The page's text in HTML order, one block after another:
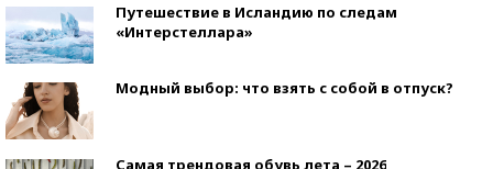
Путешествие в Исландию по следам
«Интерстеллара»
Модный выбор: что взять с собой в отпуск?
Самая трендовая обувь лета – 2026